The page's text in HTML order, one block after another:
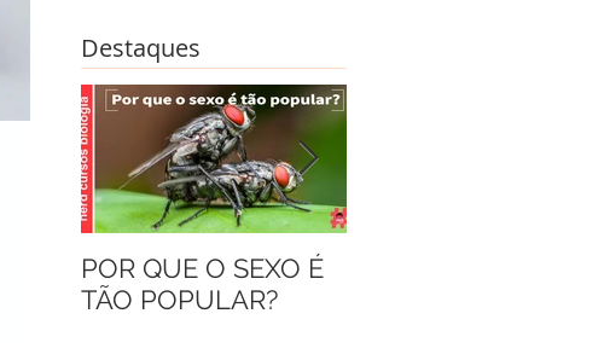
Destaques
POR QUE O SEXO É
TÃO POPULAR?